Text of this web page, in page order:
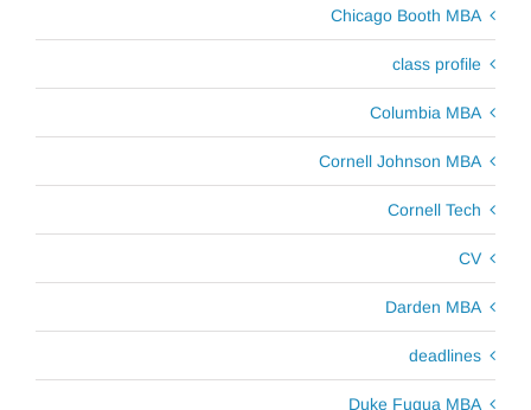
Chicago Booth MBA
class profile
Columbia MBA
Cornell Johnson MBA
Cornell Tech
CV
Darden MBA
deadlines
Duke Fuqua MBA